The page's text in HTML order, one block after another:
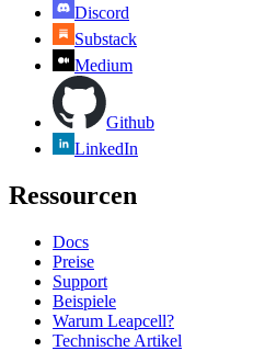
Discord
Substack
Medium
Github
LinkedIn
Ressourcen
Docs
Preise
Support
Beispiele
Warum Leapcell?
Technische Artikel